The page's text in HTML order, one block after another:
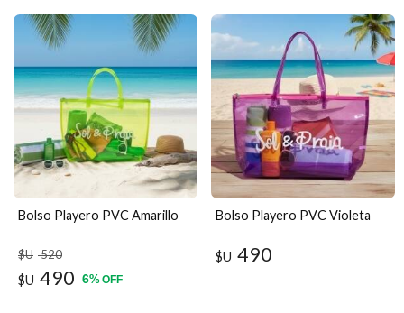
Bolso Playero PVC Amarillo
$U 520
$U 490 6%OFF
Bolso Playero PVC Violeta
$U 490